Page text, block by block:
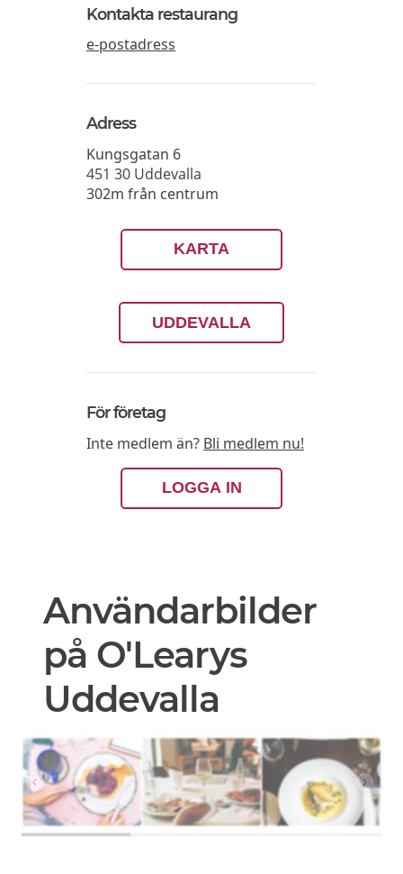
Kontakta restaurang
e-postadress
Adress
Kungsgatan 6
451 30 Uddevalla
302m från centrum
KARTA
UDDEVALLA
För företag
Inte medlem än? Bli medlem nu!
LOGGA IN
Användarbilder
på O'Learys
Uddevalla